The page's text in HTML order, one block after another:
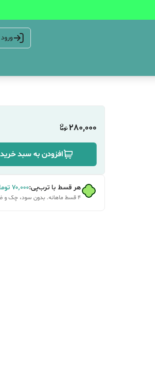
280,000
افزودن به سبد خرید
هر قسط با ترب‌پی:۷۰٬۰۰۰
۴ قسط ماهانه. بدون سود، چک و ضامن.